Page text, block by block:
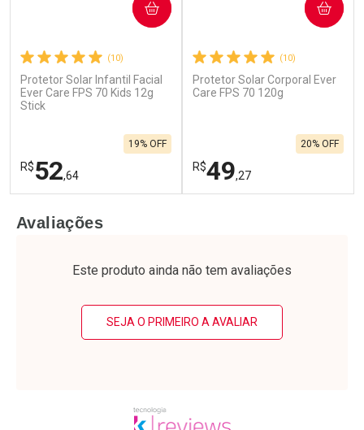
(10)
Protetor Solar Infantil Facial
Ever Care FPS 70 Kids 12g
Stick
R$52,64
19% OFF
COMPRAR
Laboratório
Por Menos
(10)
Protetor Solar Corporal Ever
Care FPS 70 120g
R$49,27
20% OFF
COMPRAR
Laboratório
Por Menos
Avaliações
Este produto ainda não tem avaliações
SEJA O PRIMEIRO A AVALIAR